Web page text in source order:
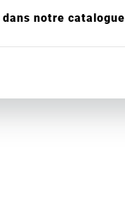
notre catalogue